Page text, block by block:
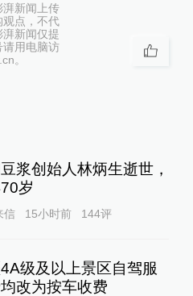
新闻上传
观点，不代
新闻仅提
用电脑访
。
浆创始人林炳生逝世，
岁
信 15小时前 144评
级及以上景区自驾服
改为按车收费